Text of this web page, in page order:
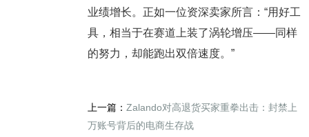
业绩增长。正如一位资深卖家所言：“用好工
具，相当于在赛道上装了涡轮增压——同样
的努力，却能跑出双倍速度。”
上一篇： Zalando对高退货买家重拳出击：封禁上
万账号背后的电商生存战